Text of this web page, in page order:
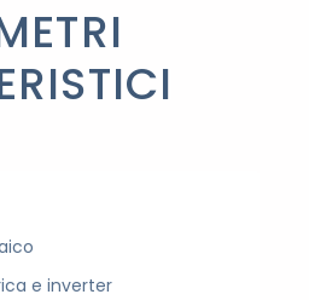
e inverter